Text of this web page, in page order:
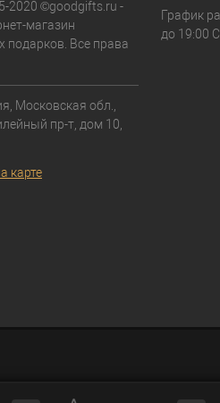
2020 ©goodgifts.ru -
магазин
подарков. Все права
Московская обл.,
пр-т, дом 10,
карте
График
до 19:00